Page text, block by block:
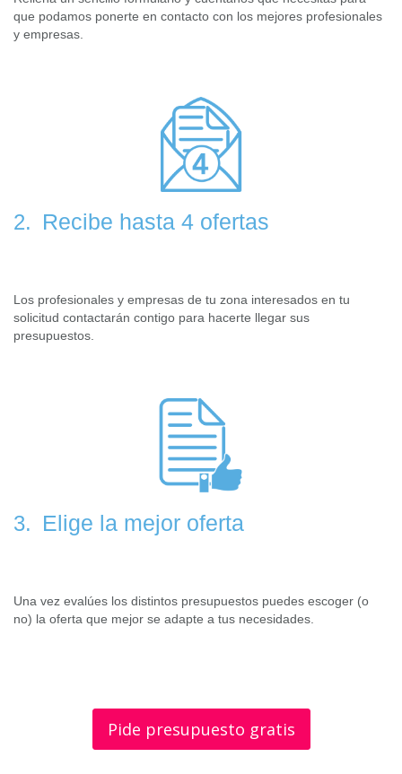
que podamos ponerte en contacto con los mejores profesionales
y empresas.
2. Recibe hasta 4 ofertas
Los profesionales y empresas de tu zona interesados en tu
solicitud contactarán contigo para hacerte llegar sus
presupuestos.
3. Elige la mejor oferta
Una vez evalúes los distintos presupuestos puedes escoger (o
no) la oferta que mejor se adapte a tus necesidades.
Pide presupuesto gratis